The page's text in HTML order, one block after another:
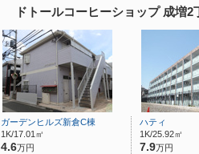
ドトールコーヒーショップ 成増
ガーデンヒルズ新倉C棟
1K/17.01㎡
4.6万円
ハティ
1K/25.92㎡
7.9万円